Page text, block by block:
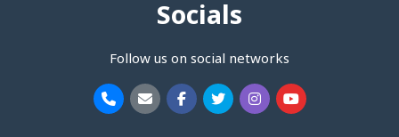
Socials
Follow us on social networks